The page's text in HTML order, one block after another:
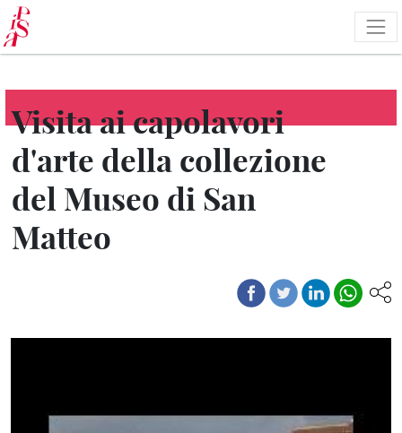
Skip
to
main
content
Visita ai capolavori
d'arte della collezione
del Museo di San
Matteo